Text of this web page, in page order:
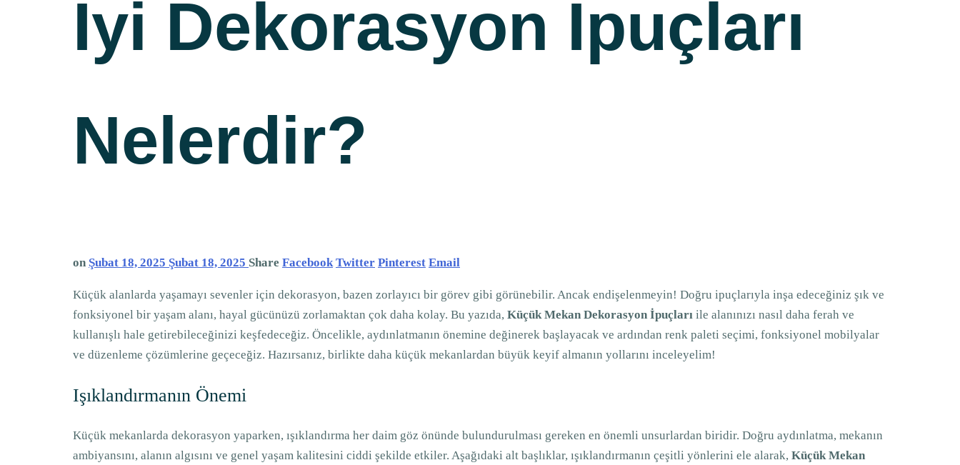
İyi Dekorasyon İpuçları
Nelerdir?
on Şubat 18, 2025 Şubat 18, 2025 Share Facebook Twitter Pinterest Email
Küçük alanlarda yaşamayı sevenler için dekorasyon, bazen zorlayıcı bir görev gibi görünebilir. Ancak endişelenmeyin! Doğru ipuçlarıyla inşa edeceğiniz şık ve
fonksiyonel bir yaşam alanı, hayal gücünüzü zorlamaktan çok daha kolay. Bu yazıda, Küçük Mekan Dekorasyon İpuçları ile alanınızı nasıl daha ferah ve
kullanışlı hale getirebileceğinizi keşfedeceğiz. Öncelikle, aydınlatmanın önemine değinerek başlayacak ve ardından renk paleti seçimi, fonksiyonel mobilyalar
ve düzenleme çözümlerine geçeceğiz. Hazırsanız, birlikte daha küçük mekanlardan büyük keyif almanın yollarını inceleyelim!
Işıklandırmanın Önemi
Küçük mekanlarda dekorasyon yaparken, ışıklandırma her daim göz önünde bulundurulması gereken en önemli unsurlardan biridir. Doğru aydınlatma, mekanın
ambiyansını, alanın algısını ve genel yaşam kalitesini ciddi şekilde etkiler. Aşağıdaki alt başlıklar, ışıklandırmanın çeşitli yönlerini ele alarak, Küçük Mekan